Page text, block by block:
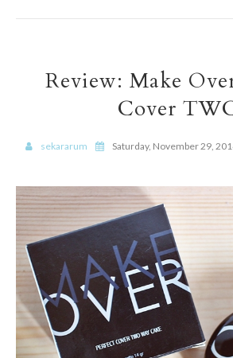
Review: Make
Cover
sekararum Saturday, November 29,